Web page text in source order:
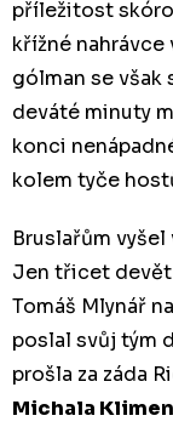
příležitost
křížné nahrávce
gólman se
deváté minuty
konci
kolem tyče
Bruslařům
Jen třicet devět
Tomáš Mlynář
poslal svůj tým
prošla za záda
Michala